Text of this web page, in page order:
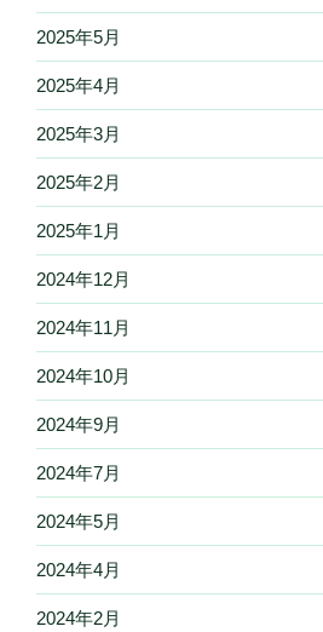
2025年5月
2025年4月
2025年3月
2025年2月
2025年1月
2024年12月
2024年11月
2024年10月
2024年9月
2024年7月
2024年5月
2024年4月
2024年2月